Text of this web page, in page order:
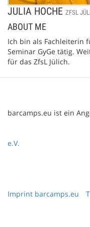
JULIA HOCHE ZFSL
ABOUT ME
Ich bin als Fachleiterin
Seminar GyGe tätig.
für das ZfsL Jülich.
barcamps.eu ist ein
e.V.
Imprint barcamps.eu